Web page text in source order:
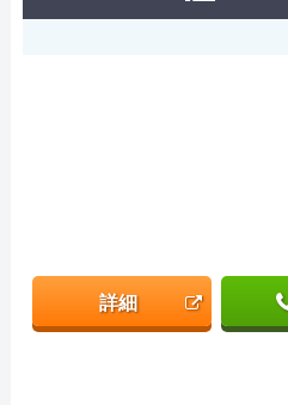
詳細